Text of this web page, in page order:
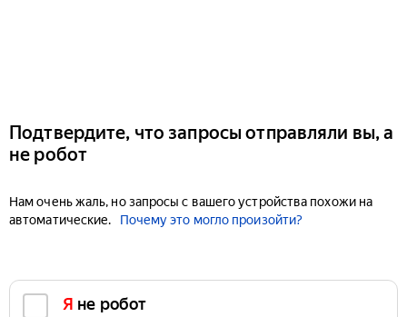
Подтвердите, что запросы отправляли вы, а
не робот
Нам очень жаль, но запросы с вашего устройства похожи на
автоматические.
Почему это могло произойти?
Я не робот